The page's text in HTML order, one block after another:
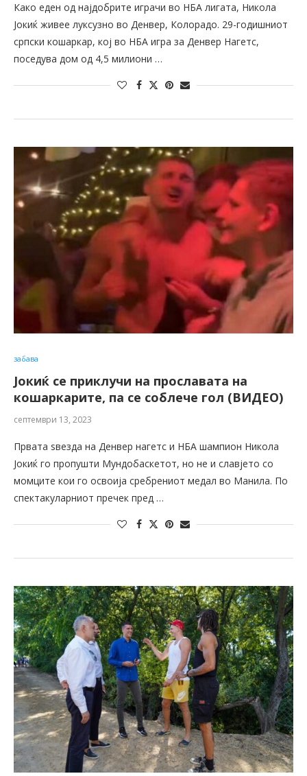
Како еден од најдобрите играчи во НБА лигата, Никола
Јокиќ живее луксузно во Денвер, Колорадо. 29-годишниот
српски кошаркар, кој во НБА игра за Денвер Нагетс,
поседува дом од 4,5 милиони …
забава
Јокиќ се приклучи на прославата на
кошаркарите, па се соблече гол (ВИДЕО)
септември 13, 2023
Првата ѕвезда на Денвер нагетс и НБА шампион Никола
Јокиќ го пропушти Мундобаскетот, но не и славјето со
момците кои го освоија сребрениот медал во Манила. По
спектакуларниот пречек пред …